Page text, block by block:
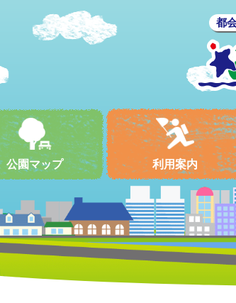
都
公園マップ 利用案内